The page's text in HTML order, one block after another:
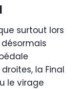
surtout lors
la Final
le virage